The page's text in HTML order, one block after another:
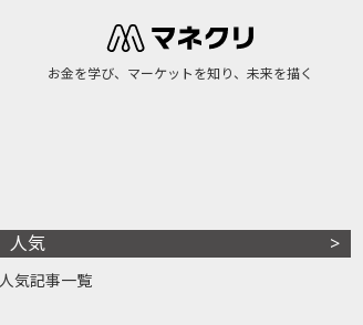
お金を学び、マーケットを知り、未来を描く
人気
人気記事一覧